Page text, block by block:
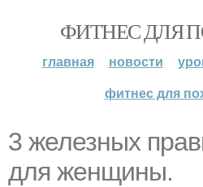
ФИТНЕС ДЛЯ
главная новости
фитнес для
3 железных
для женщины.